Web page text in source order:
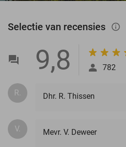
Selectie van recensies info_outlined
9,8 782
R. Dhr. R. Thissen
V. Mevr. V. Deweer